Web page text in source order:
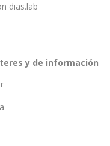
dias.lab
y de información